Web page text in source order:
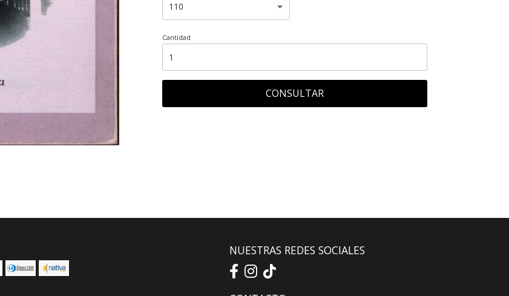
Cantidad
CONSULTAR
NUESTRAS REDES SOCIALES